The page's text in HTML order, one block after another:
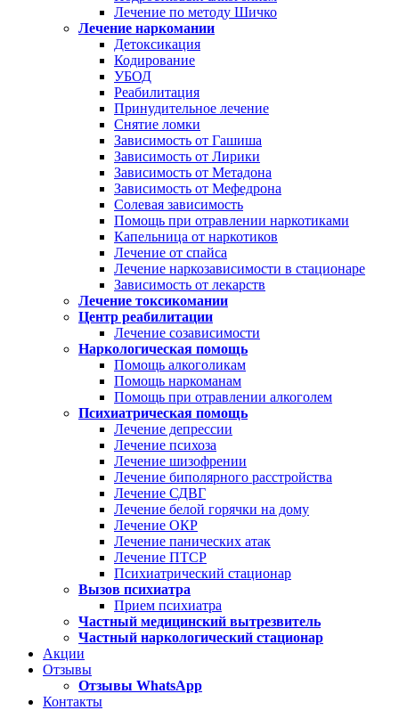
Лечение по методу Шичко
Лечение наркомании
Детоксикация
Кодирование
УБОД
Реабилитация
Принудительное лечение
Снятие ломки
Зависимость от Гашиша
Зависимость от Лирики
Зависимость от Метадона
Зависимость от Мефедрона
Солевая зависимость
Помощь при отравлении наркотиками
Капельница от наркотиков
Лечение от спайса
Лечение наркозависимости в стационаре
Зависимость от лекарств
Лечение токсикомании
Центр реабилитации
Лечение созависимости
Наркологическая помощь
Помощь алкоголикам
Помощь наркоманам
Помощь при отравлении алкоголем
Психиатрическая помощь
Лечение депрессии
Лечение психоза
Лечение шизофрении
Лечение биполярного расстройства
Лечение СДВГ
Лечение белой горячки на дому
Лечение ОКР
Лечение панических атак
Лечение ПТСР
Психиатрический стационар
Вызов психиатра
Прием психиатра
Частный медицинский вытрезвитель
Частный наркологический стационар
Акции
Отзывы
Отзывы WhatsApp
Контакты